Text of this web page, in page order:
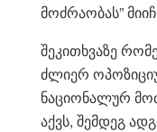
მოძრაობას”
შეკითხვაზე
ძლიერ
ნაციონალურ
აქვს, შემდეგ